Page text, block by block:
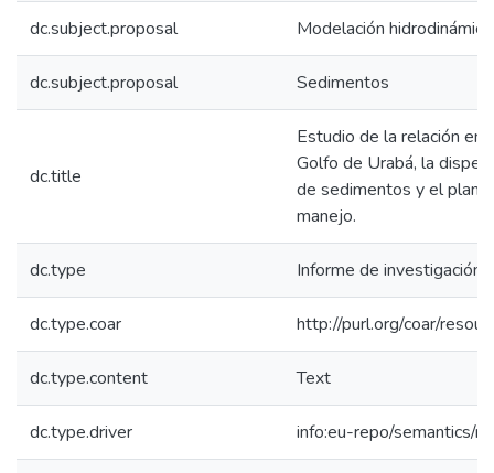
dc.subject.proposal Modelación hidrodinámica
dc.subject.proposal Sedimentos
dc.title
Estudio de la relación
Golfo de Urabá, la
de sedimentos y el
manejo.
dc.type Informe de investigación
dc.type.coar http://purl.org/coar/
dc.type.content Text
dc.type.driver info:eu-repo/semantics/